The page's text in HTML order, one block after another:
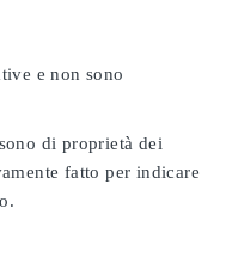
e non sono
di proprietà dei
fatto per indicare